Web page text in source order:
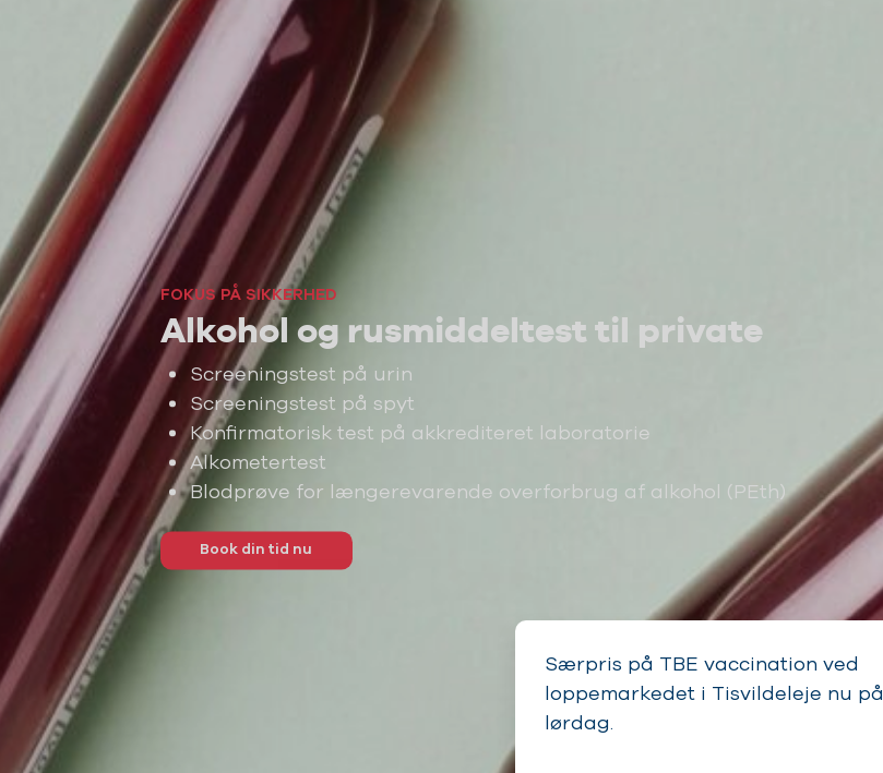
Særpris på TBE vaccination ved
loppemarkedet i Tisvildeleje nu på
lørdag.
FOKUS PÅ SIKKERHED
Alkohol og rusmiddeltest til private
Screeningstest på urin
Screeningstest på spyt
Konfirmatorisk test på akkrediteret laboratorie
Alkometertest
Blodprøve for længerevarende overforbrug af alkohol (PEth)
Book din tid nu